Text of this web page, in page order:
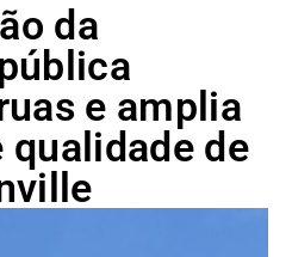
da
e amplia
qualidade de